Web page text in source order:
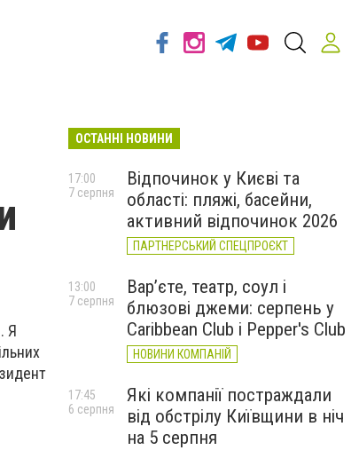
Я
ОСТАННІ НОВИНИ
Відпочинок у Києві та
області: пляжі, басейни,
активний відпочинок 2026
ПАРТНЕРСЬКИЙ СПЕЦПРОЄКТ
17:00
7 серпня
Вар’єте, театр, соул і
блюзові джеми: серпень у
Caribbean Club і Pepper's Club
НОВИНИ КОМПАНІЙ
13:00
7 серпня
Які компанії постраждали
від обстрілу Київщини в ніч
на 5 серпня
17:45
6 серпня